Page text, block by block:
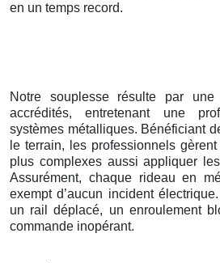
en un temps record.
Notre souplesse résulte par une
accrédités, entretenant une
systèmes métalliques. Bénéficiant
le terrain, les professionnels
plus complexes aussi appliquer
Assurément, chaque rideau en
exempt d’aucun incident
un rail déplacé, un enroulement
commande inopérant.